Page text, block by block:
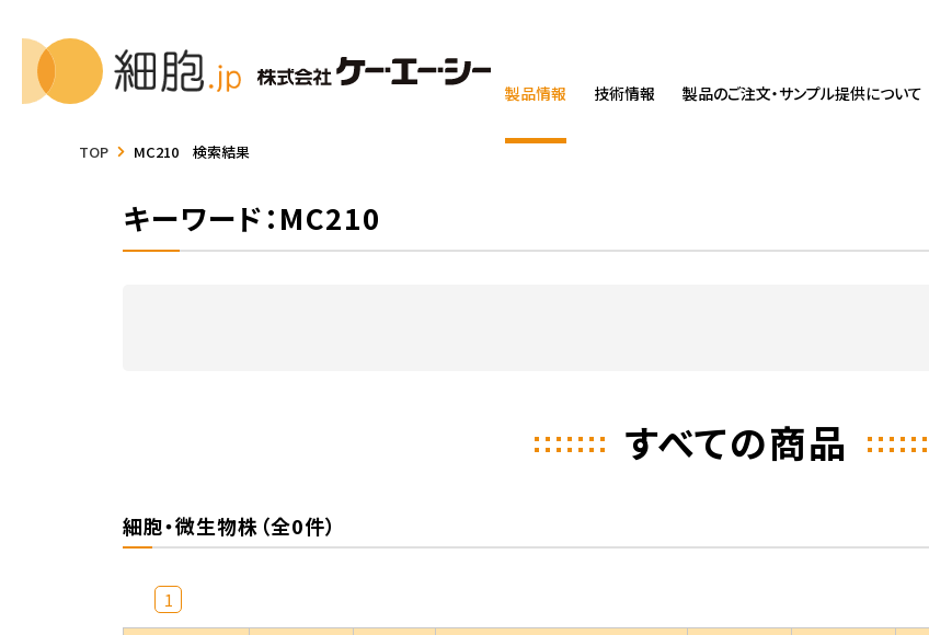
製品情報 技術情報 製品のご注文・サンプル提供について
TOP MC210 検索結果
キーワード：MC210
すべての商品
細胞・微生物株（全0件）
1